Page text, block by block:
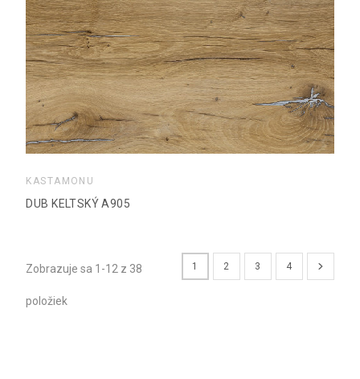
KASTAMONU
DUB KELTSKÝ A905
Zobrazuje sa 1-12 z 38
položiek
1 2 3 4